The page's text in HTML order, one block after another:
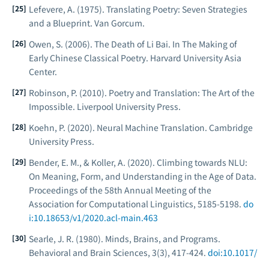
Lefevere, A. (1975). Translating Poetry: Seven Strategies
and a Blueprint. Van Gorcum.
Owen, S. (2006). The Death of Li Bai. In The Making of
Early Chinese Classical Poetry. Harvard University Asia
Center.
Robinson, P. (2010). Poetry and Translation: The Art of the
Impossible. Liverpool University Press.
Koehn, P. (2020). Neural Machine Translation. Cambridge
University Press.
Bender, E. M., & Koller, A. (2020). Climbing towards NLU:
On Meaning, Form, and Understanding in the Age of Data.
Proceedings of the 58th Annual Meeting of the
Association for Computational Linguistics, 5185-5198. do
i:10.18653/v1/2020.acl-main.463
Searle, J. R. (1980). Minds, Brains, and Programs.
Behavioral and Brain Sciences, 3(3), 417-424. doi:10.1017/